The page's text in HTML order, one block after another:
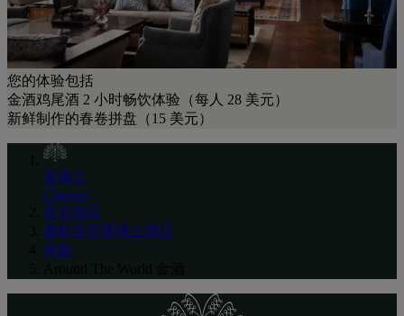
您的体验包括
金酒鸡尾酒 2 小时畅饮体验（每人 28 美元）
新鲜制作的春卷拼盘（15 美元）
莱佛士
Chinese
亚太地区
暹粒吴哥莱佛士酒店
体验